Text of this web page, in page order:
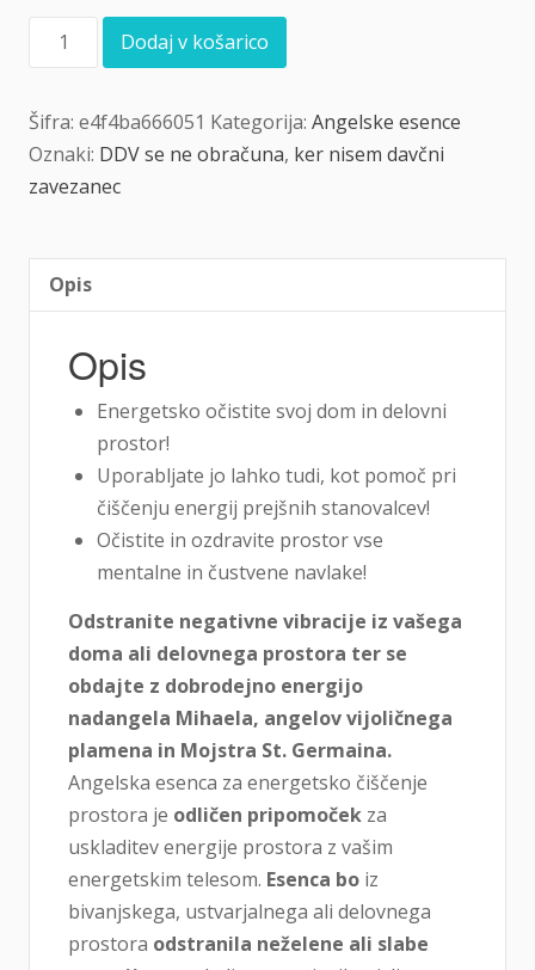
esenca
in
zdravljenje
z
Dodaj v košarico
Šifra: e4f4ba666051 Kategorija: Angelske esence
Oznaki: DDV se ne obračuna, ker nisem davčni
zavezanec
Opis
Opis
Energetsko očistite svoj dom in delovni
prostor!
Uporabljate jo lahko tudi, kot pomoč pri
čiščenju energij prejšnih stanovalcev!
Očistite in ozdravite prostor vse
mentalne in čustvene navlake!
Odstranite negativne vibracije iz vašega
doma ali delovnega prostora ter se
obdajte z dobrodejno energijo
nadangela Mihaela, angelov vijoličnega
plamena in Mojstra St. Germaina.
Angelska esenca za energetsko čiščenje
prostora je odličen pripomoček za
uskladitev energije prostora z vašim
energetskim telesom. Esenca bo iz
bivanjskega, ustvarjalnega ali delovnega
prostora odstranila neželene ali slabe